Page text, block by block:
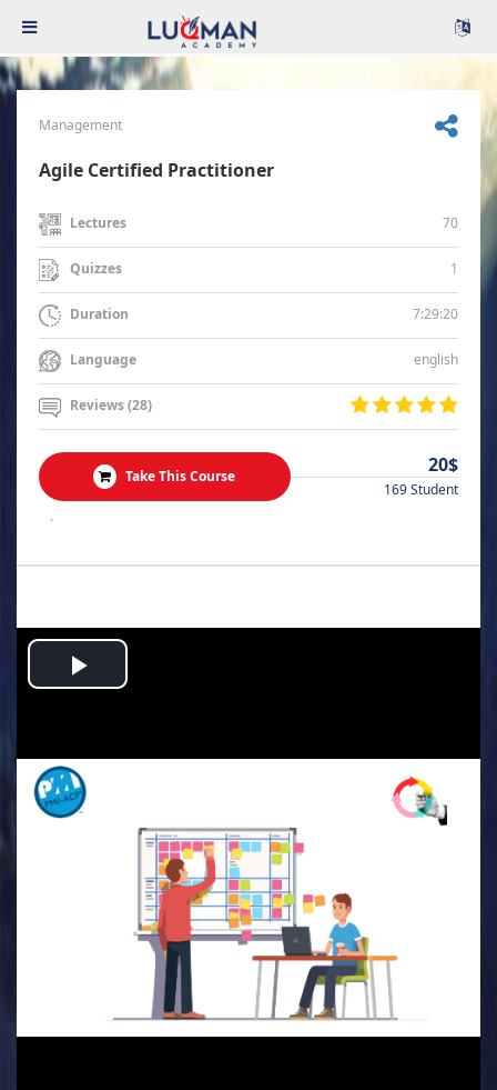
Management
Agile Certified Practitioner
Lectures 70
Quizzes 1
Duration 7:29:20
Language english
Reviews (28)
Take This Course 20$
169 Student
.
Play